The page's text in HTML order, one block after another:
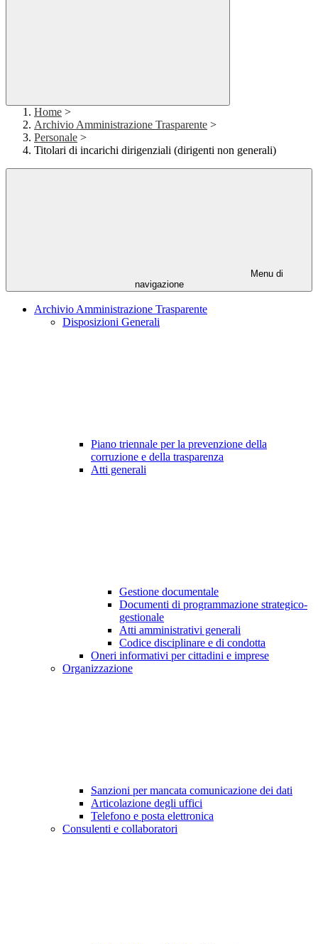
Home >
Archivio Amministrazione Trasparente >
Personale >
Titolari di incarichi dirigenziali (dirigenti non generali)
Menu di
navigazione
Archivio Amministrazione Trasparente
Disposizioni Generali
Piano triennale per la prevenzione della
corruzione e della trasparenza
Atti generali
Gestione documentale
Documenti di programmazione strategico-
gestionale
Atti amministrativi generali
Codice disciplinare e di condotta
Oneri informativi per cittadini e imprese
Organizzazione
Sanzioni per mancata comunicazione dei dati
Articolazione degli uffici
Telefono e posta elettronica
Consulenti e collaboratori